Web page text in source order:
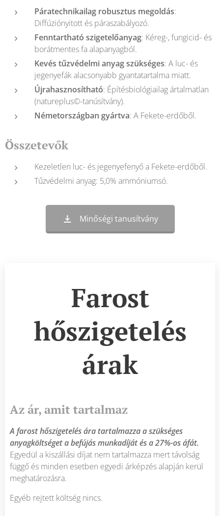
Páratechnikailag robusztus megoldás:
Diffúziónyitott és páraszabályozó.
Fenntartható szigetelőanyag: Kéreg-, fungicid- és
borátmentes fa alapanyagból.
Kevés tűzvédelmi anyag szükséges: A luc- és
jegenyefák alacsonyabb gyantatartalma miatt.
Újrahasznosítható: Építésbiológiailag ártalmatlan
(natureplus©-tanúsítvány).
Németországban gyártva: A Fekete-erdőből.
Összetevők
Kezeletlen luc- és jegenyefenyő a Fekete-erdőből.
Tűzvédelmi anyag: 5,0% ammóniumsó.
Minőségi tanusítvány
Farost
hőszigetelés
árak
Az ár, amit tartalmaz
A farost hőszigetelés ára tartalmazza a szükséges
anyagköltséget a befújás munkadíját és a 27%-os áfát.
Egyedül a kiszállási díjat nem tartalmazza mert távolság
függő és minden esetben egyedi árképzés alapján kerül
meghatározásra.
Egyéb rejtett költség nincs.